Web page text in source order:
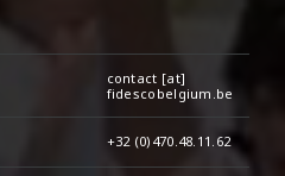
contact [at]
fidescobelgium.be
+32 (0)470.48.11.62